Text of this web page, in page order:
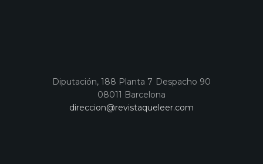
Diputación, 188 Planta 7 Despacho 90
08011 Barcelona
direccion@revistaqueleer.com